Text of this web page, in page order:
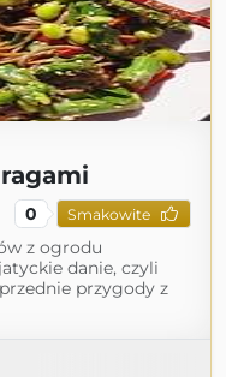
0 Smakowite
z ogrodu
danie, czyli
przygody z